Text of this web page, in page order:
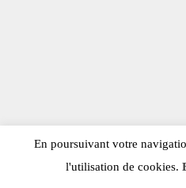
En poursuivant votre
l'utilisation de cookies.